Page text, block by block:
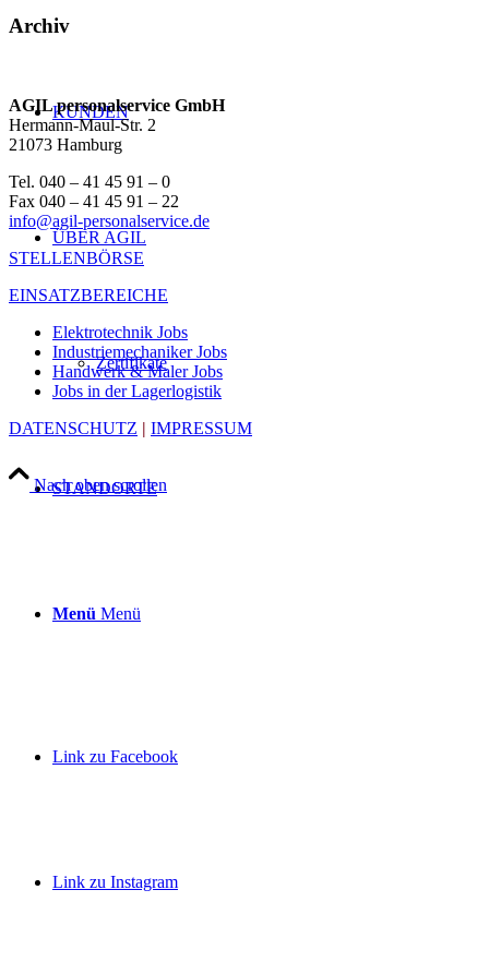
KUNDEN
ÜBER AGIL
Zertifikate
STANDORTE
Menü Menü
Link zu Facebook
Link zu Instagram
Archiv
AGIL personalservice GmbH
Hermann-Maul-Str. 2
21073 Hamburg
Tel. 040 – 41 45 91 – 0
Fax 040 – 41 45 91 – 22
info@agil-personalservice.de
STELLENBÖRSE
EINSATZBEREICHE
Elektrotechnik Jobs
Industriemechaniker Jobs
Handwerk & Maler Jobs
Jobs in der Lagerlogistik
DATENSCHUTZ | IMPRESSUM
Nach oben scrollen